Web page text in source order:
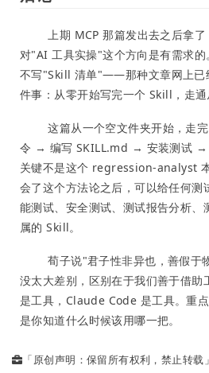
上期 MCP 那篇发出去之后拿了
对"AI 工具实操"这个方向是有需求
不写"Skill 清单"——那种文章网上已
件事：从零开始写完一个 Skill，走通
这篇从一个空文件夹开始，走完
令 → 编写 SKILL.md → 安装测试 →
关键不是这个 regression-analyst
会了这个方法论之后，可以给任何
能测试、安全测试、测试报告分析
属的 Skill。
荀子说"君子性非异也，善假于
没太大差别，区别在于我们善于借
是工具，Claude Code 是工具。重
是你知道什么时候该用哪一把。
「原创声明：保留所有权利，禁止转载」